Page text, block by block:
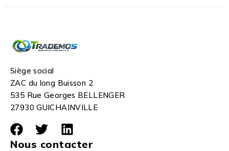
Siège social
ZAC du long Buisson 2
535 Rue Georges BELLENGER
27930 GUICHAINVILLE
Nous contacter